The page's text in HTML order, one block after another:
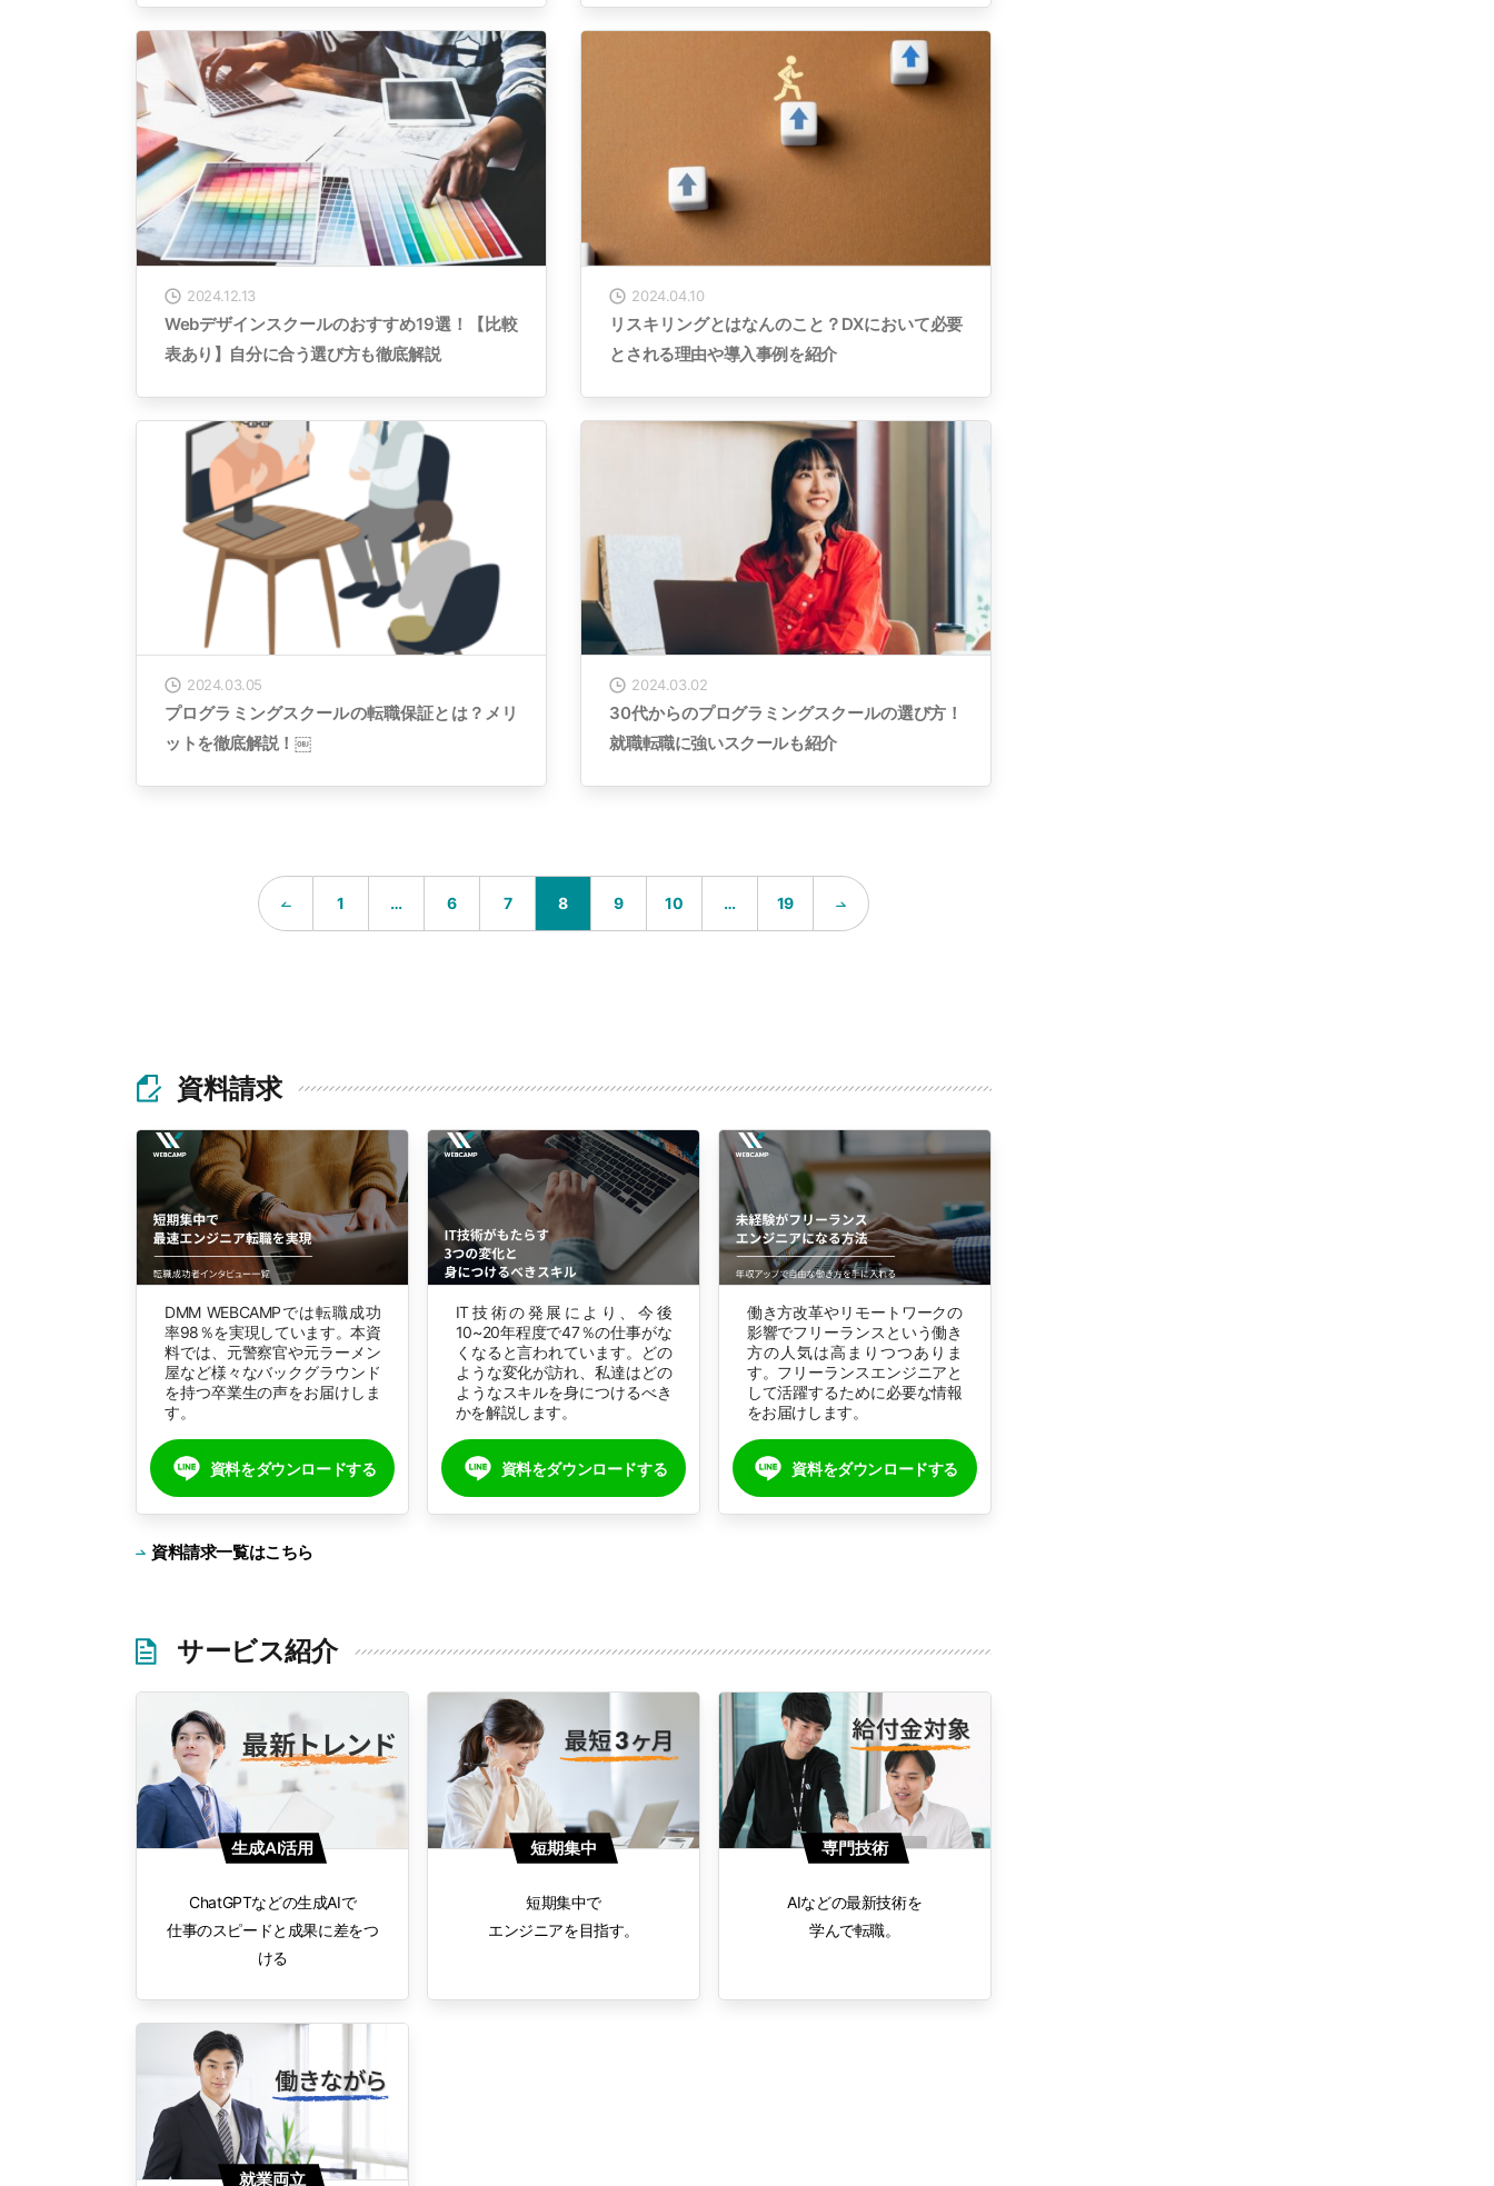
2024.12.13
Webデザインスクールのおすすめ19選！【比較
表あり】自分に合う選び方も徹底解説
2024.04.10
リスキリングとはなんのこと？DXにおいて必要
とされる理由や導入事例を紹介
2024.03.05
プログラミングスクールの転職保証とは？メリ
ットを徹底解説！￼
2024.03.02
30代からのプログラミングスクールの選び方！
就職転職に強いスクールも紹介
1 … 6 7 8 9 10 … 19
資料請求
DMM WEBCAMPでは転職成功
率98％を実現しています。本資
料では、元警察官や元ラーメン
屋など様々なバックグラウンド
を持つ卒業生の声をお届けしま
す。
資料をダウンロードする
IT技術の発展により、今後
10~20年程度で47％の仕事がな
くなると言われています。どの
ような変化が訪れ、私達はどの
ようなスキルを身につけるべき
かを解説します。
資料をダウンロードする
働き方改革やリモートワークの
影響でフリーランスという働き
方の人気は高まりつつありま
す。フリーランスエンジニアと
して活躍するために必要な情報
をお届けします。
資料をダウンロードする
資料請求一覧はこちら
サービス紹介
生成AI活用
ChatGPTなどの生成AIで
仕事のスピードと成果に差をつ
ける
短期集中
短期集中で
エンジニアを目指す。
専門技術
AIなどの最新技術を
学んで転職。
就業両立